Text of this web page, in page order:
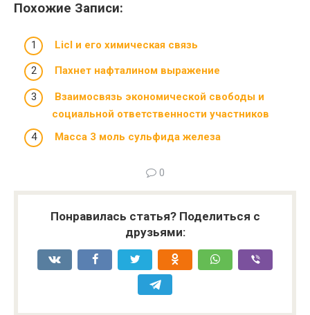
Похожие Записи:
Licl и его химическая связь
Пахнет нафталином выражение
Взаимосвязь экономической свободы и
социальной ответственности участников
Масса 3 моль сульфида железа
0
Понравилась статья? Поделиться с
друзьями: